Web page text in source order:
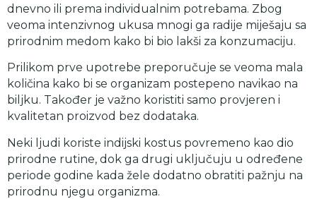
dnevno ili prema individualnim potrebama. Zbog
veoma intenzivnog ukusa mnogi ga radije miješaju sa
prirodnim medom kako bi bio lakši za konzumaciju.
Prilikom prve upotrebe preporučuje se veoma mala
količina kako bi se organizam postepeno navikao na
biljku. Također je važno koristiti samo provjeren i
kvalitetan proizvod bez dodataka.
Neki ljudi koriste indijski kostus povremeno kao dio
prirodne rutine, dok ga drugi uključuju u određene
periode godine kada žele dodatno obratiti pažnju na
prirodnu njegu organizma.